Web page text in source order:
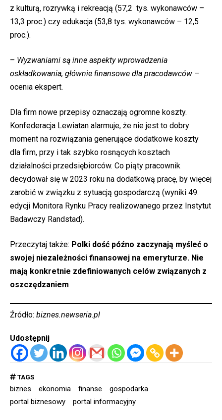
z kulturą, rozrywką i rekreacją (57,2 tys. wykonawców –
13,3 proc.) czy edukacja (53,8 tys. wykonawców – 12,5
proc.).
– Wyzwaniami są inne aspekty wprowadzenia
oskładkowania, głównie finansowe dla pracodawców –
ocenia ekspert.
Dla firm nowe przepisy oznaczają ogromne koszty.
Konfederacja Lewiatan alarmuje, że nie jest to dobry
moment na rozwiązania generujące dodatkowe koszty
dla firm, przy i tak szybko rosnących kosztach
działalności przedsiębiorców. Co piąty pracownik
decydował się w 2023 roku na dodatkową pracę, by więcej
zarobić w związku z sytuacją gospodarczą (wyniki 49.
edycji Monitora Rynku Pracy realizowanego przez Instytut
Badawczy Randstad).
Przeczytaj także: Polki dość późno zaczynają myśleć o
swojej niezależności finansowej na emeryturze. Nie
mają konkretnie zdefiniowanych celów związanych z
oszczędzaniem
Źródło: biznes.newseria.pl
Udostępnij
TAGS
biznes ekonomia finanse
gospodarka
portal biznesowy
portal informacyjny